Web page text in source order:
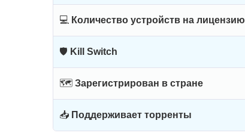
💻 Количество устройств на лицензию
🛡 Kill Switch
🗺 Зарегистрирован в стране
📥 Поддерживает торренты